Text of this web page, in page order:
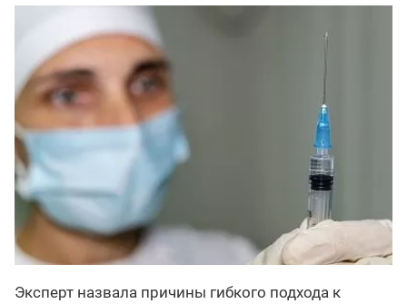
Эксперт назвала причины гибкого подхода к